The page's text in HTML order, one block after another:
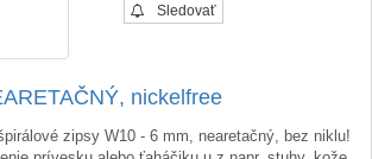
Sledovať
nickelfree
zipsy W10 - 6 mm, nearetačný, bez niklu!